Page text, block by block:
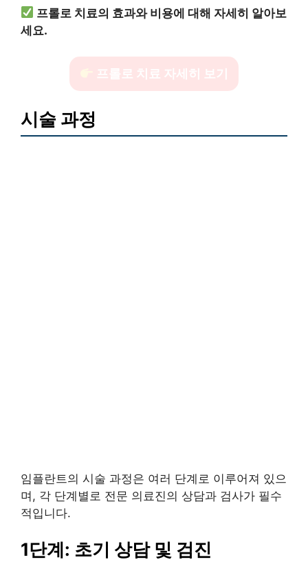
프롤로 치료의 효과와 비용에 대해 자세히 알아보
세요.
프롤로 치료 자세히 보기
시술 과정
임플란트의 시술 과정은 여러 단계로 이루어져 있으
며, 각 단계별로 전문 의료진의 상담과 검사가 필수
적입니다.
1단계: 초기 상담 및 검진